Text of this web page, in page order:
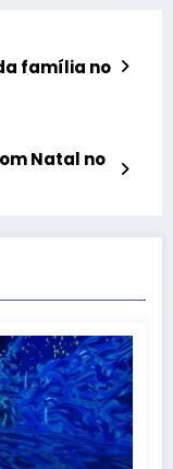
família no
Natal no